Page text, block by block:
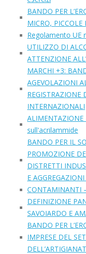
BANDO PER
MICRO, PICCOLE
Regolamento UE
UTILIZZO DI
ATTENZIONE
MARCHI +3:
AGEVOLAZIONI
REGISTRAZIONE
INTERNAZIONALI
sull'acrilammide
BANDO PER IL
PROMOZIONE
DISTRETTI
E
CONTAMINANTI
DEFINIZIONE
SAVOIARDO E
BANDO PER
IMPRESE DEL